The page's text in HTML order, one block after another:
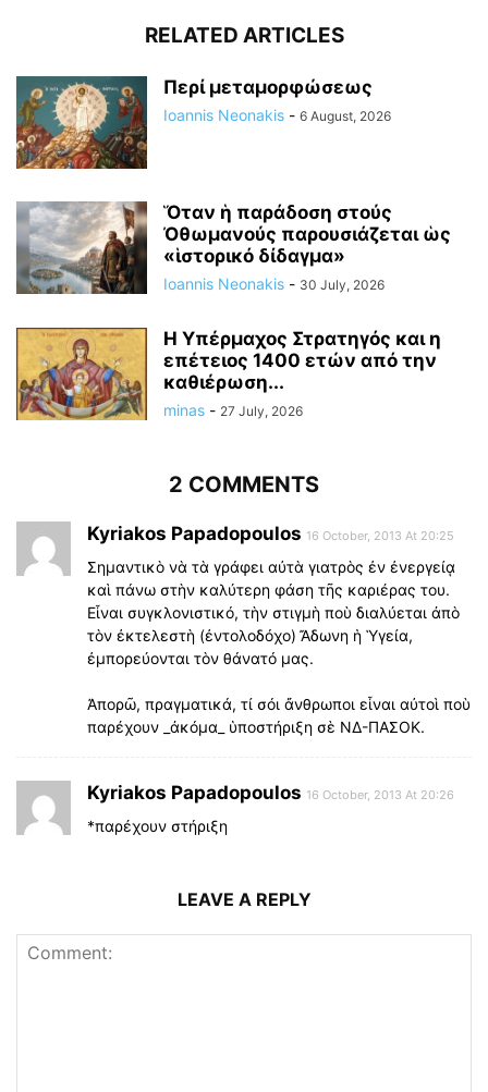
RELATED ARTICLES
Περί μεταμορφώσεως
Ioannis Neonakis - 6 August, 2026
Ὅταν ἡ παράδοση στούς
Ὀθωμανούς παρουσιάζεται ὡς
«ἱστορικό δίδαγμα»
Ioannis Neonakis - 30 July, 2026
Η Υπέρμαχος Στρατηγός και η
επέτειος 1400 ετών από την
καθιέρωση...
minas - 27 July, 2026
2 COMMENTS
Kyriakos Papadopoulos 16 October, 2013 At 20:25
Σημαντικὸ νὰ τὰ γράφει αὐτὰ γιατρὸς ἐν ἐνεργείᾳ
καὶ πάνω στὴν καλύτερη φάση τῆς καριέρας του.
Εἶναι συγκλονιστικό, τὴν στιγμὴ ποὺ διαλύεται ἀπὸ
τὸν ἐκτελεστὴ (ἐντολοδόχο) Ἄδωνη ἡ Ὑγεία,
ἐμπορεύονται τὸν θάνατό μας.
Ἀπορῶ, πραγματικά, τί σόι ἄνθρωποι εἶναι αὐτοὶ ποὺ
παρέχουν _ἀκόμα_ ὑποστήριξη σὲ ΝΔ-ΠΑΣΟΚ.
Kyriakos Papadopoulos 16 October, 2013 At 20:26
*παρέχουν στήριξη
LEAVE A REPLY